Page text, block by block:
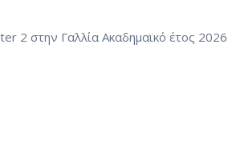
2 στην Γαλλία Ακαδημαϊκό έτος 2026